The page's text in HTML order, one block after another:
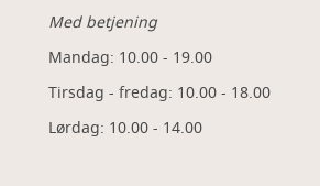
Med betjening
Mandag: 10.00 - 19.00
Tirsdag - fredag: 10.00 - 18.00
Lørdag: 10.00 - 14.00